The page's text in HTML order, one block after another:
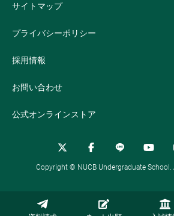
サイトマップ
プライバシーポリシー
採用情報
お問い合わせ
公式オンラインストア
Copyright © NUCB Undergraduate School.